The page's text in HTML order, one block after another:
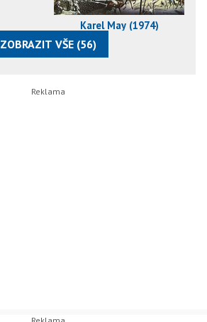
Karel May (1974)
ZOBRAZIT VŠE (56)